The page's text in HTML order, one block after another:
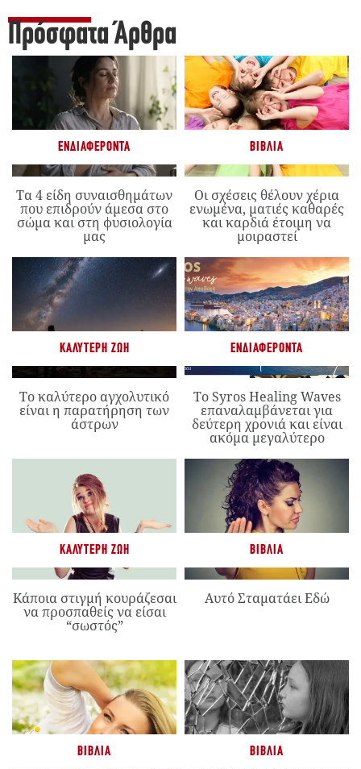
Πρόσφατα Άρθρα
ΕΝΔΙΑΦΈΡΟΝΤΑ
Τα 4 είδη συναισθημάτων
που επιδρούν άμεσα στο
σώμα και στη φυσιολογία
μας
ΒΙΒΛΊΑ
Οι σχέσεις θέλουν χέρια
ενωμένα, ματιές καθαρές
και καρδιά έτοιμη να
μοιραστεί
ΚΑΛΎΤΕΡΗ ΖΩΉ
Το καλύτερο αγχολυτικό
είναι η παρατήρηση των
άστρων
ΕΝΔΙΑΦΈΡΟΝΤΑ
Το Syros Healing Waves
επαναλαμβάνεται για
δεύτερη χρονιά και είναι
ακόμα μεγαλύτερο
ΚΑΛΎΤΕΡΗ ΖΩΉ
Κάποια στιγμή κουράζεσαι
να προσπαθείς να είσαι
“σωστός”
ΒΙΒΛΊΑ
Αυτό Σταματάει Εδώ
ΒΙΒΛΊΑ ΒΙΒΛΊΑ